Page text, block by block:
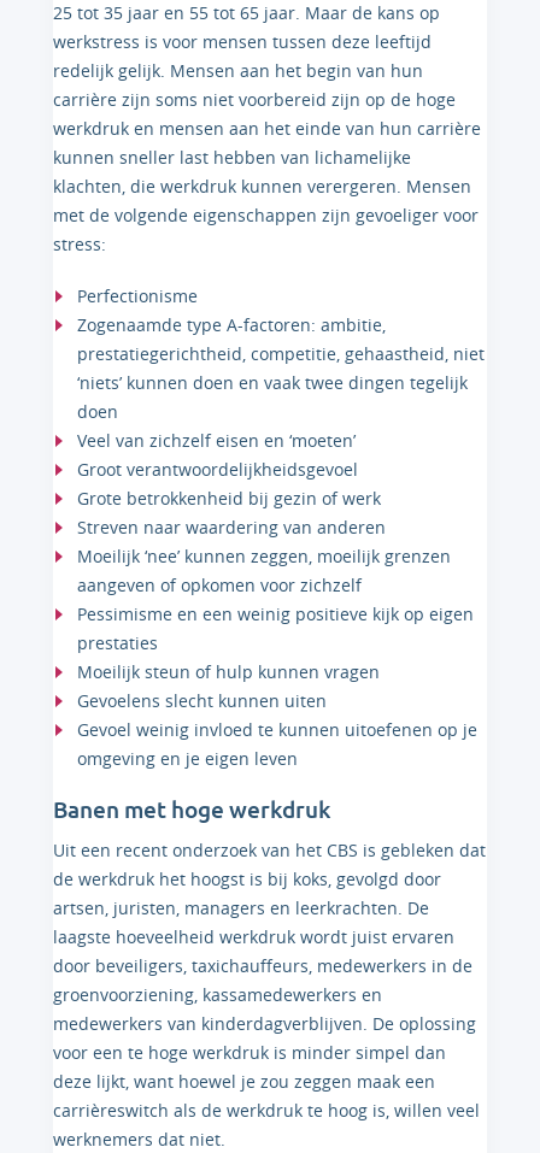
25 tot 35 jaar en 55 tot 65 jaar. Maar de kans op
werkstress is voor mensen tussen deze leeftijd
redelijk gelijk. Mensen aan het begin van hun
carrière zijn soms niet voorbereid zijn op de hoge
werkdruk en mensen aan het einde van hun carrière
kunnen sneller last hebben van lichamelijke
klachten, die werkdruk kunnen verergeren. Mensen
met de volgende eigenschappen zijn gevoeliger voor
stress:
Perfectionisme
Zogenaamde type A-factoren: ambitie,
prestatiegerichtheid, competitie, gehaastheid, niet
‘niets’ kunnen doen en vaak twee dingen tegelijk
doen
Veel van zichzelf eisen en ‘moeten’
Groot verantwoordelijkheidsgevoel
Grote betrokkenheid bij gezin of werk
Streven naar waardering van anderen
Moeilijk ‘nee’ kunnen zeggen, moeilijk grenzen
aangeven of opkomen voor zichzelf
Pessimisme en een weinig positieve kijk op eigen
prestaties
Moeilijk steun of hulp kunnen vragen
Gevoelens slecht kunnen uiten
Gevoel weinig invloed te kunnen uitoefenen op je
omgeving en je eigen leven
Banen met hoge werkdruk
Uit een recent onderzoek van het CBS is gebleken dat
de werkdruk het hoogst is bij koks, gevolgd door
artsen, juristen, managers en leerkrachten. De
laagste hoeveelheid werkdruk wordt juist ervaren
door beveiligers, taxichauffeurs, medewerkers in de
groenvoorziening, kassamedewerkers en
medewerkers van kinderdagverblijven. De oplossing
voor een te hoge werkdruk is minder simpel dan
deze lijkt, want hoewel je zou zeggen maak een
carrièreswitch als de werkdruk te hoog is, willen veel
werknemers dat niet.